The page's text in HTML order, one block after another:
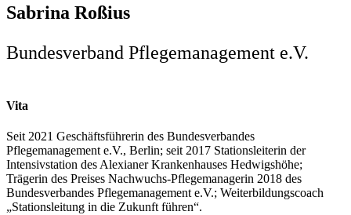
Sabrina Roßius
Bundesverband Pflegemanagement e.V.
Vita
Seit 2021 Geschäftsführerin des Bundesverbandes
Pflegemanagement e.V., Berlin; seit 2017 Stationsleiterin der
Intensivstation des Alexianer Krankenhauses Hedwigshöhe;
Trägerin des Preises Nachwuchs-Pflegemanagerin 2018 des
Bundesverbandes Pflegemanagement e.V.; Weiterbildungscoach
„Stationsleitung in die Zukunft führen“.